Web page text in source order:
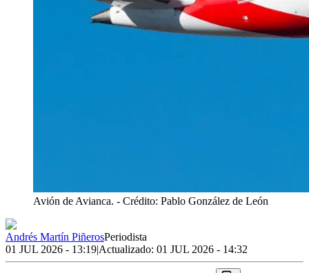
Avión de Avianca. - Crédito: Pablo González de León
Andrés Martín PiñerosPeriodista
01 JUL 2026 - 13:19|Actualizado: 01 JUL 2026 - 14:32